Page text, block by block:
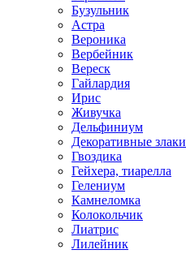
Бузульник
Астра
Вероника
Вербейник
Вереск
Гайлардия
Ирис
Живучка
Дельфиниум
Декоративные злаки
Гвоздика
Гейхера, тиарелла
Гелениум
Камнеломка
Колокольчик
Лиатрис
Лилейник